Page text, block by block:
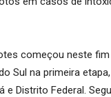
começou neste fim
Sul na primeira
e Distrito Federal.